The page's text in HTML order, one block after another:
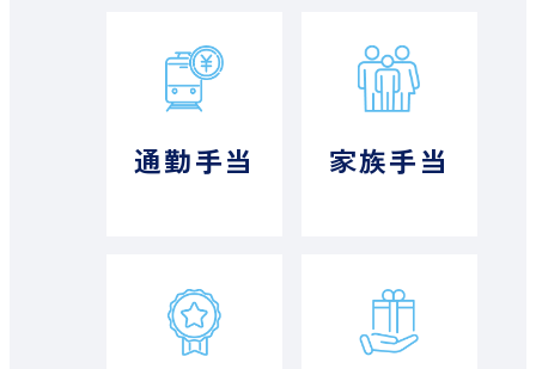
通勤手当 家族手当